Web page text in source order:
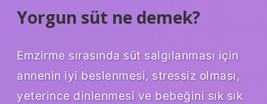
Yorgun süt ne demek?
Emzirme sırasında süt salgılanması için
annenin iyi beslenmesi, stressiz olması,
yeterince dinlenmesi ve bebeğini sık sık